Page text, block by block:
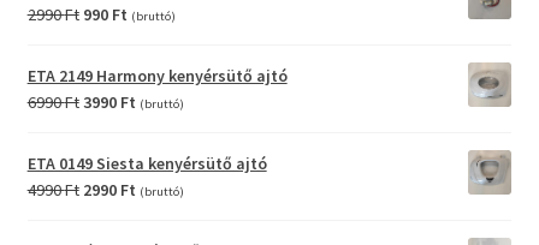
2990Ft Original
was:
2990 Ft.
990 FtCurrent
990 Ft.
(bruttó)
ETA 2149 Harmony kenyérsütő ajtó
6990FtOriginal
was:
6990 Ft.
3990 FtCurrent
is:
3990 Ft.
(bruttó)
ETA 0149 Siesta kenyérsütő ajtó
4990Ft Original
2990 FtCurrent
(bruttó)